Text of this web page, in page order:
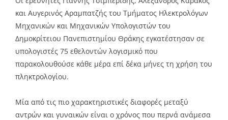
και Αυγερινός Αραμπατζής του Τμήματος Ηλεκτρολόγων
Μηχανικών και Μηχανικών Υπολογιστών του
Δημοκρίτειου Πανεπιστημίου Θράκης εγκατέστησαν σε
υπολογιστές 75 εθελοντών λογισμικό που
παρακολουθούσε κάθε μέρα επί δέκα μήνες τη χρήση του
πληκτρολογίου.
Μία από τις πιο χαρακτηριστικές διαφορές μεταξύ
αντρών και γυναικών είναι ο χρόνος που περνά ανάμεσα